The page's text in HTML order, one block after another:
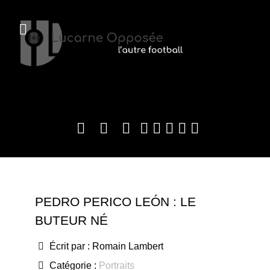
PEDRO PERICO LEÓN : LE
BUTEUR NÉ
Écrit par : Romain Lambert
Catégorie : Portraits